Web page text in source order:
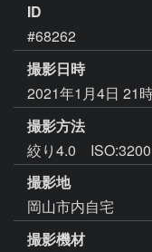
ID
#68262
撮影日時
2021年1月4日 21
撮影方法
絞り4.0
撮影地
岡山市内自宅
撮影機材